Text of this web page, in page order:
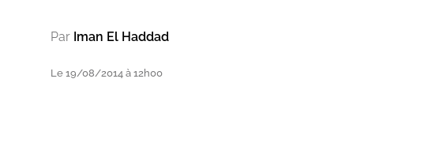
Par Iman El Haddad
Le 19/08/2014 à 12h00